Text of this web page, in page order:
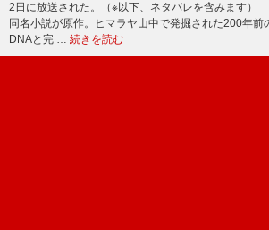
2日に放送された。（※以下、ネタバレを含みます）
同名小説が原作。ヒマラヤ山中で発掘された200年前
DNAと完 … 続きを読む